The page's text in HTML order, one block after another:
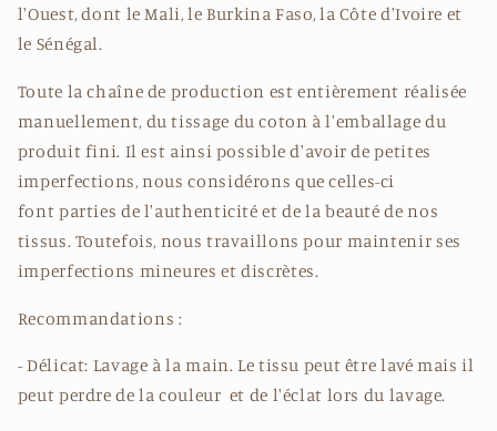
l'Ouest, dont le Mali, le Burkina Faso, la Côte d'Ivoire et
le Sénégal.
Toute la chaîne de production est entièrement réalisée
manuellement, du tissage du coton à l'emballage du
produit fini. Il est ainsi possible d'avoir de petites
imperfections, nous considérons quecelles-ci
font parties de l'authenticité et de la beauté de nos
tissus. Toutefois, nous travaillons pour maintenir ses
imperfections mineures et discrètes.
Recommandations :
- Délicat: Lavage à la main. Le tissu peut être lavé mais il
peut perdre de la couleur et de l'éclat lors du lavage.